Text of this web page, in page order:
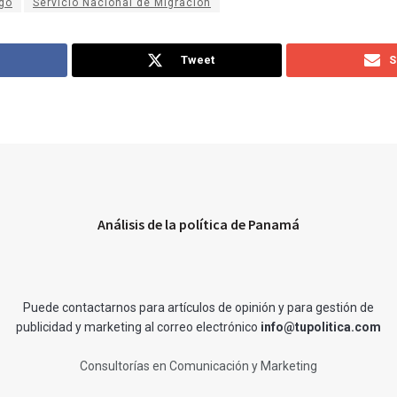
Tweet
Análisis de la política de Panamá
Puede contactarnos para artículos de opinión y para gestión de
publicidad y marketing al correo electrónico info@tupolitica.com
Consultorías en Comunicación y Marketing